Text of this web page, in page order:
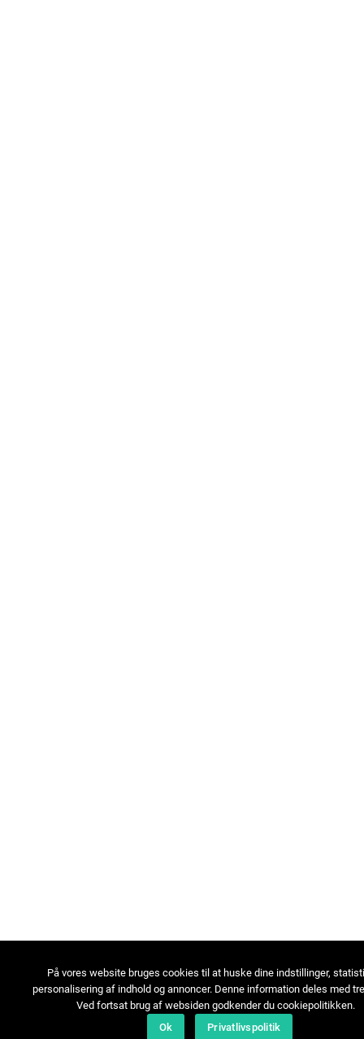
På vores website bruges cookies til at huske dine indstillinger,
personalisering af indhold og annoncer. Denne information deles med
Ved fortsat brug af websiden godkender du cookiepolitikken.
Ok
Privatlivspolitik